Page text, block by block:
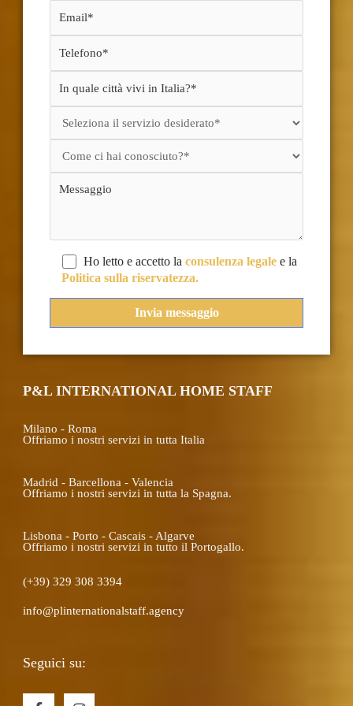
Ho letto e accetto laconsulenza legale e la
Politica sulla riservatezza.
P&L INTERNATIONAL HOME STAFF
Milano - Roma
Offriamo i nostri servizi in tutta Italia
Madrid - Barcellona - Valencia
Offriamo i nostri servizi in tutta la Spagna.
Lisbona - Porto - Cascais - Algarve
Offriamo i nostri servizi in tutto il Portogallo.
(+39) 329 308 3394
info@plinternationalstaff.agency
Seguici su:
F
I